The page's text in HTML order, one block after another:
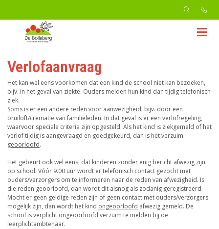
Verlofaanvraag
Het kan wel eens voorkomen dat een kind de school niet kan bezoeken,
bijv. in het geval van ziekte. Ouders melden hun kind dan tijdig telefonisch
ziek.
Soms is er een andere reden voor aanwezigheid, bijv. door een
bruiloft/crematie van familieleden. In dat geval is er een verlofregeling,
waarvoor speciale criteria zijn opgesteld. Als het kind is ziekgemeld of het
verlof tijdig is aangevraagd en goedgekeurd, dan is het verzuim
geoorloofd.
Het gebeurt ook wel eens, dat kinderen zonder enig bericht afwezig zijn
op school. Vóór 9.00 uur wordt er telefonisch contact gezocht met
ouders/verzorgers om te informeren naar de reden van afwezigheid. Is
die reden geoorloofd, dan wordt dit alsnog als zodanig geregistreerd.
Mocht er geen geldige reden zijn of geen contact met ouders/verzorgers
mogelijk zijn, dan wordt het kind ongeoorloofd afwezig gemeld. De
school is verplicht ongeoorloofd verzuim te melden bij de
leerplichtambtenaar.